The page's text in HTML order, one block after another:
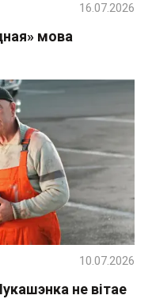
мова
16.07.2026
не вітае
10.07.2026